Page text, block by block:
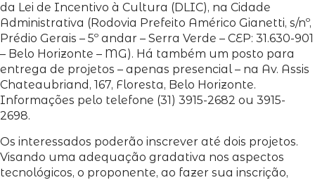
da Lei de Incentivo à Cultura (DLIC), na Cidade
Administrativa (Rodovia Prefeito Américo Gianetti, s/nº,
Prédio Gerais – 5º andar – Serra Verde – CEP: 31.630-901
– Belo Horizonte – MG). Há também um posto para
entrega de projetos – apenas presencial – na Av. Assis
Chateaubriand, 167, Floresta, Belo Horizonte.
Informações pelo telefone (31) 3915-2682 ou 3915-
2698.
Os interessados poderão inscrever até dois projetos.
Visando uma adequação gradativa nos aspectos
tecnológicos, o proponente, ao fazer sua inscrição,